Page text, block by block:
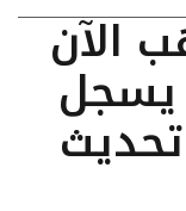
الآن
في مصر: عيار 24 يسجل
تحديث